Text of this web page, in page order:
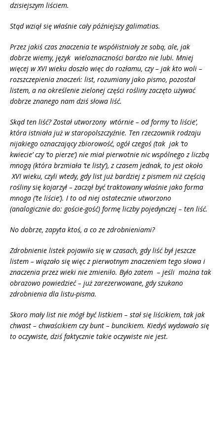
dzisiejszym liściem.
Stąd wziął się właśnie cały późniejszy galimatias.
Przez jakiś czas znaczenia te współistniały ze sobą, ale, jak
dobrze wiemy, język wieloznaczności bardzo nie lubi. Mniej
więcej w XVI wieku doszło więc do rozłamu, czy – jak kto woli –
rozszczepienia znaczeń: list, rozumiany jako pismo, pozostał
listem, a na określenie zielonej części rośliny zaczęto używać
dobrze znanego nam dziś słowa liść.
Skąd ten liść? Został utworzony wtórnie – od formy ’to liście’,
która istniała już w staropolszczyźnie. Ten rzeczownik rodzaju
nijakiego oznaczający zbiorowość, ogół czegoś (tak jak ’to
kwiecie’ czy ’to pierze’) nie miał pierwotnie nic wspólnego z liczbą
mnogą (która brzmiała ‘te listy’), z czasem jednak, to jest około
XVI wieku, czyli wtedy, gdy list już bardziej z pismem niż częścią
rośliny się kojarzył – zaczął być traktowany właśnie jako forma
mnoga (’te liście’). I to od niej ostatecznie utworzono
(analogicznie do: goście-gość) formę liczby pojedynczej – ten liść.
No dobrze, zapyta ktoś, a co ze zdrobnieniami?
Zdrobnienie listek pojawiło się w czasach, gdy liść był jeszcze
listem – wiązało się więc z pierwotnym znaczeniem tego słowa i
znaczenia przez wieki nie zmieniło. Było zatem – jeśli można tak
obrazowo powiedzieć – już zarezerwowane, gdy szukano
zdrobnienia dla listu-pisma.
Skoro mały list nie mógł być listkiem – stał się liścikiem, tak jak
chwast – chwaścikiem czy bunt – buncikiem. Kiedyś wydawało się
to oczywiste, dziś faktycznie takie oczywiste nie jest.